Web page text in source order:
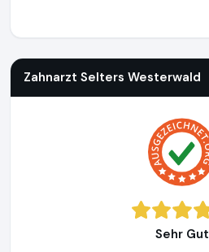
Zahnarzt Selters Westerwald
Sehr Gut